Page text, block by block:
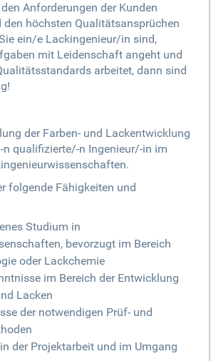
Anforderungen der Kunden
den höchsten Qualitätsansprüchen
ein/e Lackingenieur/in sind,
mit Leidenschaft angeht und
arbeitet, dann sind
der Farben- und Lackentwicklung
n qualifizierte/-n Ingenieur/-in im
folgende Fähigkeiten und
Studium in
bevorzugt im Bereich
oder Lackchemie
im Bereich der Entwicklung
Lacken
der notwendigen Prüf- und
der Projektarbeit und im Umgang